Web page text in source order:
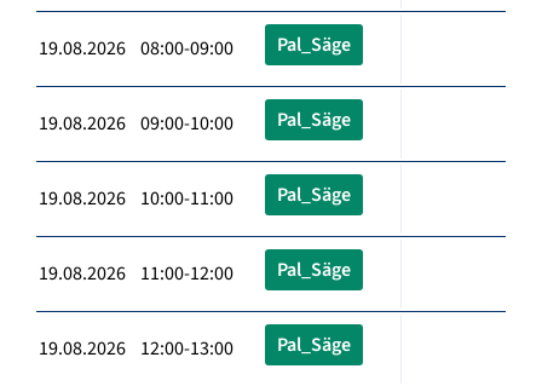
19.08.2026 08:00-09:00 Pal_Säge
19.08.2026 09:00-10:00 Pal_Säge
19.08.2026 10:00-11:00 Pal_Säge
19.08.2026 11:00-12:00 Pal_Säge
19.08.2026 12:00-13:00 Pal_Säge